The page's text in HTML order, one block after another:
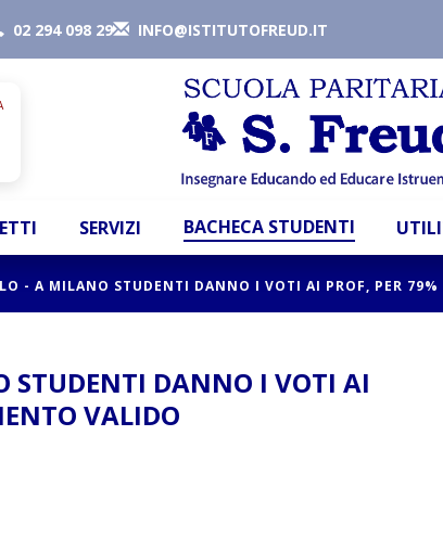
02 294 098 29 INFO@ISTITUTOFREUD.IT
SERVIZI BACHECA STUDENTI
- A MILANO STUDENTI DANNO I VOTI AI PROF, PER 79%
STUDENTI DANNO I VOTI AI
VALIDO